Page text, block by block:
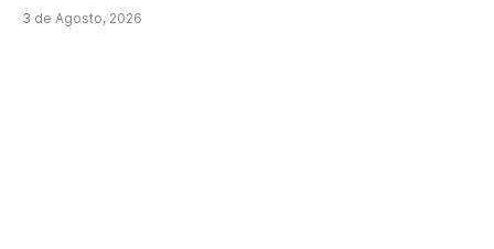
3 de Agosto, 2026